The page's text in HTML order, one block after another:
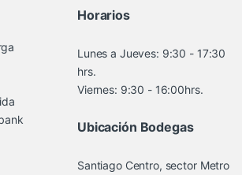
Horarios
Lunes a Jueves: 9:30 - 17:30
hrs.
Viernes: 9:30 - 16:00hrs.
Ubicación Bodegas
Santiago Centro, sector Metro